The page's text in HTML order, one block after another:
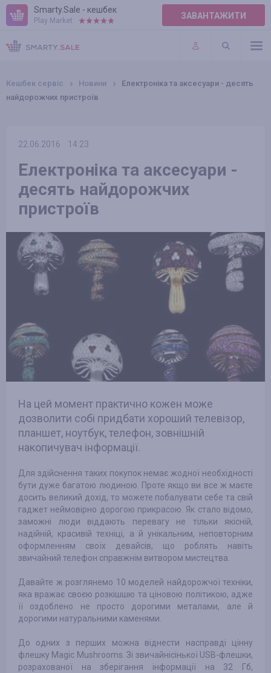
Smarty.Sale - кешбек
Play Market: ЗАВАНТАЖИТИ
ПРАВИЛА
ПЛАГІНИ
Кешбек сервіс Новини
Електроніка та аксесуари - десять
найдорожчих пристроїв
22.06.2016 14:23
Електроніка та аксесуари -
десять найдорожчих
пристроїв
На цей момент практично кожен може
дозволити собі придбати хороший телевізор,
планшет, ноутбук, телефон, зовнішній
накопичувач інформації.
Для здійснення таких покупок немає жодної необхідності
бути дуже багатою людиною. Проте якщо ви все ж маєте
досить великий дохід, то можете побалувати себе та свій
гаджет неймовірно дорогою прикрасою. Як стало відомо,
заможні люди віддають перевагу не тільки якісній,
надійній, красивій техніці, а й унікальним, неповторним
оформленням своїх девайсів, що роблять навіть
звичайний телефон справжнім витвором мистецтва.
Давайте ж розглянемо 10 моделей найдорожчої техніки,
яка вражає своєю розкішшю та ціновою політикою, адже
її оздоблено не просто дорогими металами, але й
дорогими натуральними каменями.
До одних з перших можна віднести насправді цінну
флешку Magic Mushrooms. Зі звичайнісінької USB-флешки,
розрахованої на зберігання інформації на 32 Гб,